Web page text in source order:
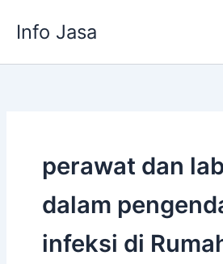
Info Jasa
perawat dan
dalam
infeksi di